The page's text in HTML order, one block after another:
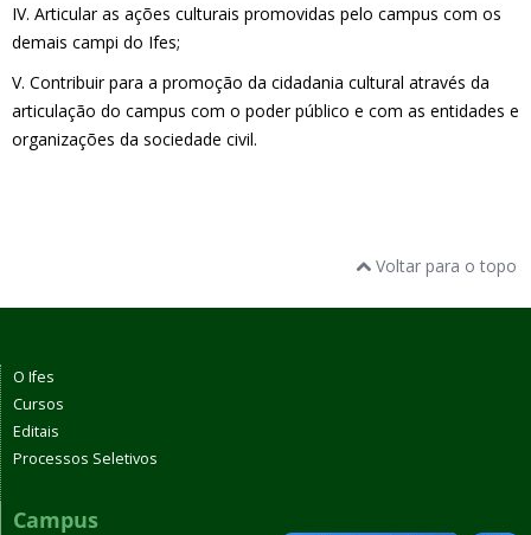
IV. Articular as ações culturais promovidas pelo campus com os
demais campi do Ifes;
V. Contribuir para a promoção da cidadania cultural através da
articulação do campus com o poder público e com as entidades e
organizações da sociedade civil.
Voltar para o topo
O Ifes
Cursos
Editais
Processos Seletivos
Campus